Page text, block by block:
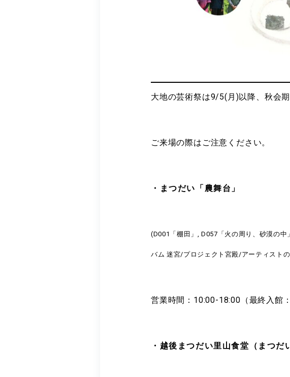
大地の芸術祭は9/5(月)以降、秋会
ご来場の際はご注意ください。
・まつだい「農舞台」
(D001「棚田」, D057「火の周り、砂漠の
バム 迷宮/プロジェクト宮殿/アーティスト
営業時間：10:00-18:00（最終入館
・越後まつだい里山食堂（まつだ